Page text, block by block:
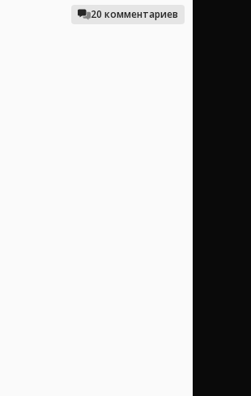
20 комментариев